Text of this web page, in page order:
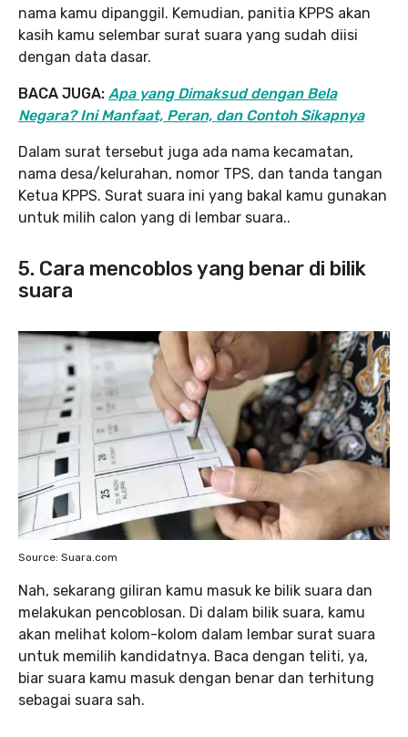
nama kamu dipanggil. Kemudian, panitia KPPS akan
kasih kamu selembar surat suara yang sudah diisi
dengan data dasar.
BACA JUGA: Apa yang Dimaksud dengan Bela
Negara? Ini Manfaat, Peran, dan Contoh Sikapnya
Dalam surat tersebut juga ada nama kecamatan,
nama desa/kelurahan, nomor TPS, dan tanda tangan
Ketua KPPS. Surat suara ini yang bakal kamu gunakan
untuk milih calon yang di lembar suara..
5. Cara mencoblos yang benar di bilik
suara
Source: Suara.com
Nah, sekarang giliran kamu masuk ke bilik suara dan
melakukan pencoblosan. Di dalam bilik suara, kamu
akan melihat kolom-kolom dalam lembar surat suara
untuk memilih kandidatnya. Baca dengan teliti, ya,
biar suara kamu masuk dengan benar dan terhitung
sebagai suara sah.